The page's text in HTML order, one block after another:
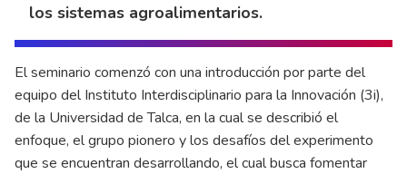
los sistemas agroalimentarios.
El seminario comenzó con una introducción por parte del
equipo del Instituto Interdisciplinario para la Innovación (3i),
de la Universidad de Talca, en la cual se describió el
enfoque, el grupo pionero y los desafíos del experimento
que se encuentran desarrollando, el cual busca fomentar